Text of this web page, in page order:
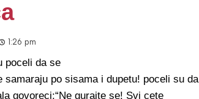
1:26 pm
poceli da se
samaraju po sisama i dupetu! poceli su da
govoreci:“Ne gurajte se! Svi cete